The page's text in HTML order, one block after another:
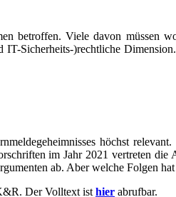
betroffen. Viele davon müssen
Sicherheits-)rechtliche
höchst
im Jahr 2021 vertreten
ab. Aber welche Folgen
Der Volltext ist hier abrufbar.